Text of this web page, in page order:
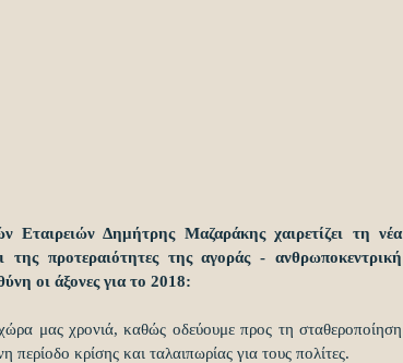
Δημήτρης Μαζαράκης χαιρετίζει τη νέα
της προτεραιότητες της αγοράς - ανθρωποκεντρική
οι άξονες για το 2018:
μας χρονιά, καθώς οδεύουμε προς τη σταθεροποίηση
κρίσης και ταλαιπωρίας για τους πολίτες.